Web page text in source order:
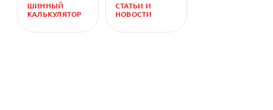
ШИННЫЙ
КАЛЬКУЛЯТОР
СТАТЬИ И
НОВОСТИ